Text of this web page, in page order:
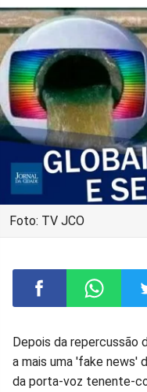
Foto: TV JCO
Compartilhar
no
no
Depois da repercussão
a mais uma 'fake news'
da porta-voz tenente-